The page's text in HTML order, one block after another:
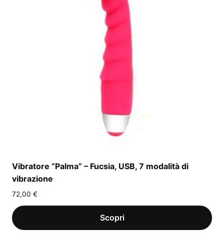
Vibratore “Palma” – Fucsia, USB, 7 modalità di
vibrazione
72,00 €